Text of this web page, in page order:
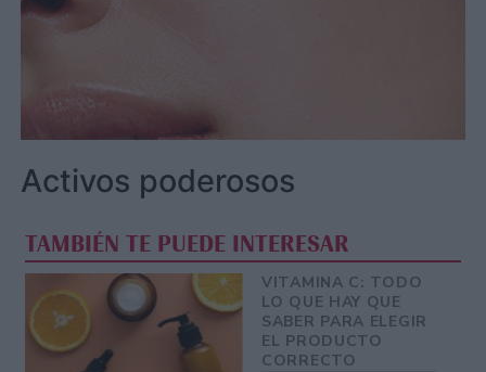
Activos poderosos
TAMBIÉN TE PUEDE INTERESAR
VITAMINA C: TODO
LO QUE HAY QUE
SABER PARA ELEGIR
EL PRODUCTO
CORRECTO